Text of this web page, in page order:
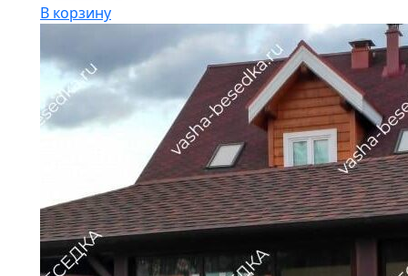
В корзину